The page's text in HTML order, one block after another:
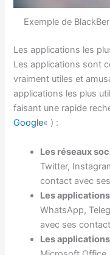
Exemple de
Les applications les
Les applications sont
vraiment utiles et
applications les plus
faisant une rapide
Google« ) :
Les réseaux
Twitter,
contact avec
Les
WhatsApp,
avec ses
Les